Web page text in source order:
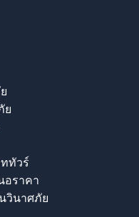
ย
ทัวร์
อราคา
วินาศภัย